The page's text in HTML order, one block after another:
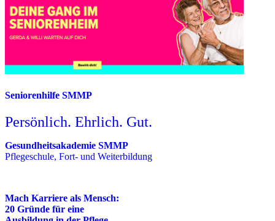
Seniorenhilfe SMMP
Persönlich. Ehrlich. Gut.
Gesundheitsakademie SMMP
Pflegeschule, Fort- und Weiterbildung
Mach Karriere als Mensch:
20 Gründe für eine